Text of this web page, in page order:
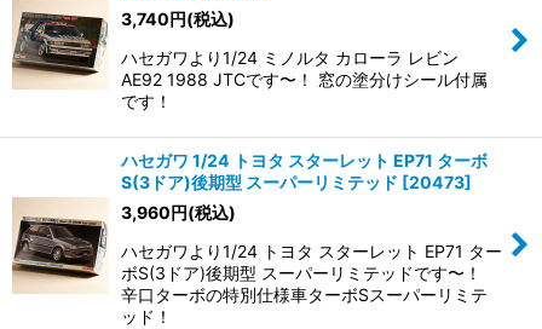
3,740円(税込)
ハセガワより1/24 ミノルタ カローラ レビン
AE92 1988 JTCです〜！ 窓の塗分けシール付属
です！
ハセガワ 1/24 トヨタ スターレット EP71 ターボ
S(3ドア)後期型 スーパーリミテッド [20473]
3,960円(税込)
ハセガワより1/24 トヨタ スターレット EP71 ター
ボS(3ドア)後期型 スーパーリミテッドです〜！
辛口ターボの特別仕様車ターボSスーパーリミテ
ッド！